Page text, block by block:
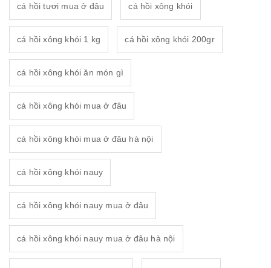
cá hồi tươi mua ở đâu cá hồi xông khói
cá hồi xông khói 1 kg cá hồi xông khói 200gr
cá hồi xông khói ăn món gì
cá hồi xông khói mua ở đâu
cá hồi xông khói mua ở đâu hà nội
cá hồi xông khói nauy
cá hồi xông khói nauy mua ở đâu
cá hồi xông khói nauy mua ở đâu hà nội